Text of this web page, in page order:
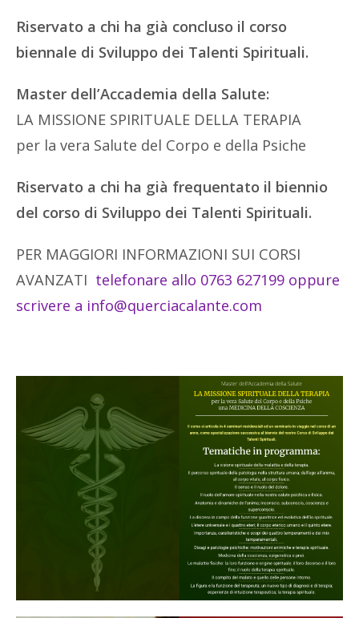
Riservato a chi ha già concluso il corso
biennale di Sviluppo dei Talenti Spirituali.
Master dell’Accademia della Salute:
LA MISSIONE SPIRITUALE DELLA TERAPIA
per la vera Salute del Corpo e della Psiche
Riservato a chi ha già frequentato il biennio
del corso di Sviluppo dei Talenti Spirituali.
PER MAGGIORI INFORMAZIONI SUI CORSI
AVANZATI telefonare allo 0763 627199 oppure
scrivere a info@querciacalante.com